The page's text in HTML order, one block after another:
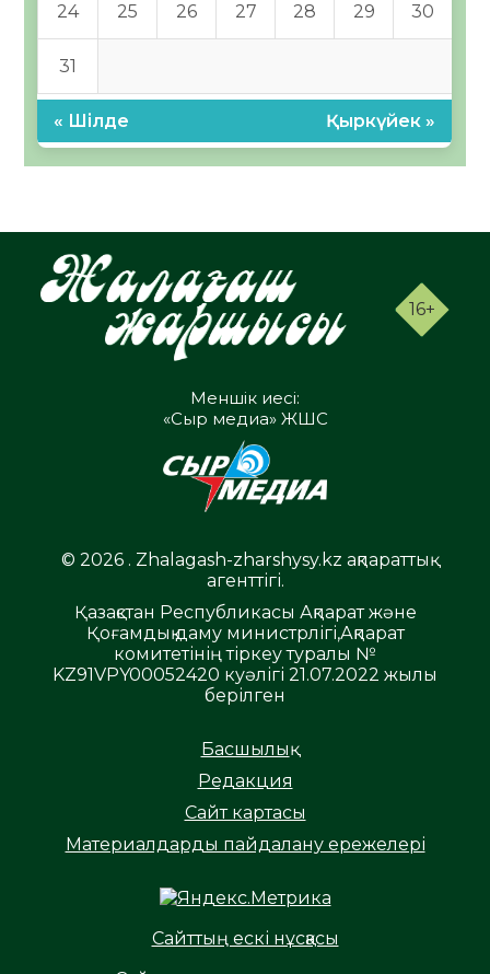
24 25 26 27 28 29 30
31
« Шілде Қыркүйек »
16+
Меншік иесі:
«Сыр медиа» ЖШС
© 2026 . Zhalagash-zharshysy.kz ақпараттық
агенттігі.
Қазақстан Республикасы Ақпарат және
Қоғамдық даму министрлігі,Ақпарат
комитетінің тіркеу туралы №
KZ91VPY00052420 куәлігі 21.07.2022 жылы
берілген
Басшылық
Редакция
Сайт картасы
Материалдарды пайдалану ережелері
Сайттың ескі нұсқасы